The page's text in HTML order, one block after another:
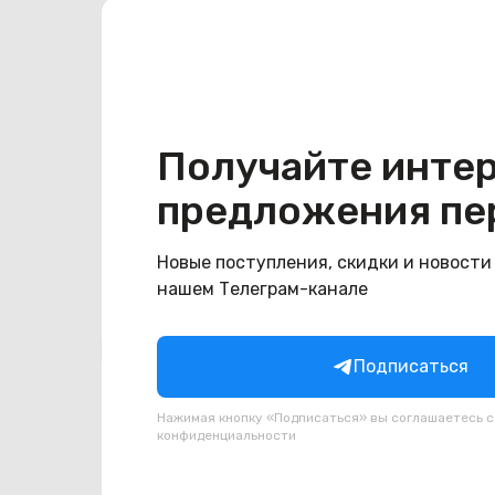
Получайте
предложения
Новые поступления, скидки и
нашем Телеграм-канале
Подписаться
Нажимая кнопку «Подписаться» вы соглашаетесь
конфиденциальности
Конструкция
Похожие товары